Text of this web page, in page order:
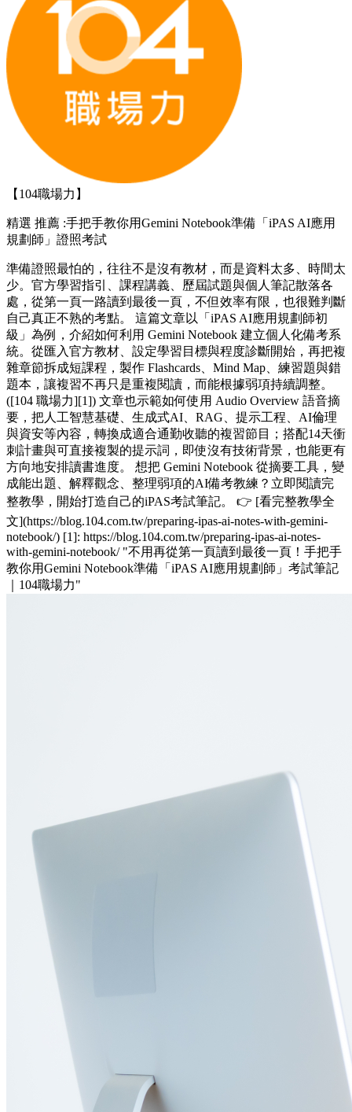
【104職場力】
精選 推薦 :手把手教你用Gemini Notebook準備「iPAS AI應用
規劃師」證照考試
準備證照最怕的，往往不是沒有教材，而是資料太多、時間太
少。官方學習指引、課程講義、歷屆試題與個人筆記散落各
處，從第一頁一路讀到最後一頁，不但效率有限，也很難判斷
自己真正不熟的考點。 這篇文章以「iPAS AI應用規劃師初
級」為例，介紹如何利用 Gemini Notebook 建立個人化備考系
統。從匯入官方教材、設定學習目標與程度診斷開始，再把複
雜章節拆成短課程，製作 Flashcards、Mind Map、練習題與錯
題本，讓複習不再只是重複閱讀，而能根據弱項持續調整。
([104 職場力][1]) 文章也示範如何使用 Audio Overview 語音摘
要，把人工智慧基礎、生成式AI、RAG、提示工程、AI倫理
與資安等內容，轉換成適合通勤收聽的複習節目；搭配14天衝
刺計畫與可直接複製的提示詞，即使沒有技術背景，也能更有
方向地安排讀書進度。 想把 Gemini Notebook 從摘要工具，變
成能出題、解釋觀念、整理弱項的AI備考教練？立即閱讀完
整教學，開始打造自己的iPAS考試筆記。 👉 [看完整教學全
文](https://blog.104.com.tw/preparing-ipas-ai-notes-with-gemini-
notebook/) [1]: https://blog.104.com.tw/preparing-ipas-ai-notes-
with-gemini-notebook/ "不用再從第一頁讀到最後一頁！手把手
教你用Gemini Notebook準備「iPAS AI應用規劃師」考試筆記
｜104職場力"